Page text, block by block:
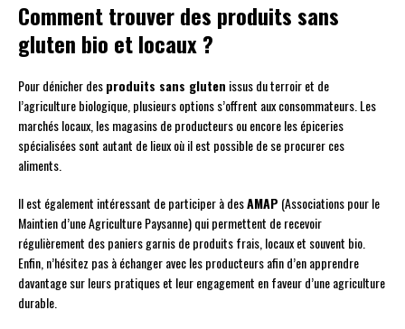
Comment trouver des produits sans
gluten bio et locaux ?
Pour dénicher desproduits sans gluten issus du terroir et de
l’agriculture biologique, plusieurs options s’offrent aux consommateurs. Les
marchés locaux, les magasins de producteurs ou encore les épiceries
spécialisées sont autant de lieux où il est possible de se procurer ces
aliments.
Il est également intéressant de participer à desAMAP (Associations pour le
Maintien d’une Agriculture Paysanne) qui permettent de recevoir
régulièrement des paniers garnis de produits frais, locaux et souvent bio.
Enfin, n’hésitez pas à échanger avec les producteurs afin d’en apprendre
davantage sur leurs pratiques et leur engagement en faveur d’une agriculture
durable.